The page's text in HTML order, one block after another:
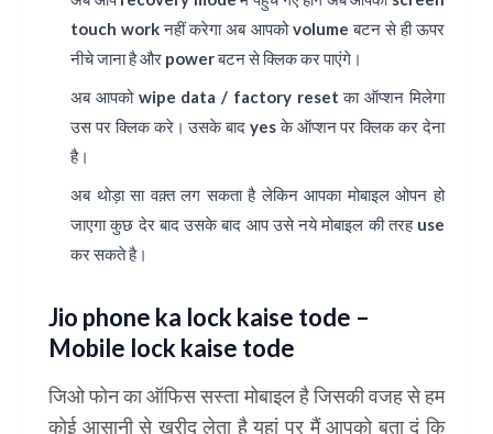
touch work नहीं करेगा अब आपको volume बटन से ही ऊपर
नीचे जाना है और power बटन से क्लिक कर पाएंगे।
अब आपको wipe data / factory reset का ऑप्शन मिलेगा
उस पर क्लिक करे। उसके बाद yes के ऑप्शन पर क्लिक कर देना
है।
अब थोड़ा सा वक़्त लग सकता है लेकिन आपका मोबाइल ओपन हो
जाएगा कुछ देर बाद उसके बाद आप उसे नये मोबाइल की तरह use
कर सकते है।
Jio phone ka lock kaise tode –
Mobile lock kaise tode
जिओ फोन का ऑफिस सस्ता मोबाइल है जिसकी वजह से हम
कोई आसानी से खरीद लेता है यहां पर मैं आपको बता दूं कि